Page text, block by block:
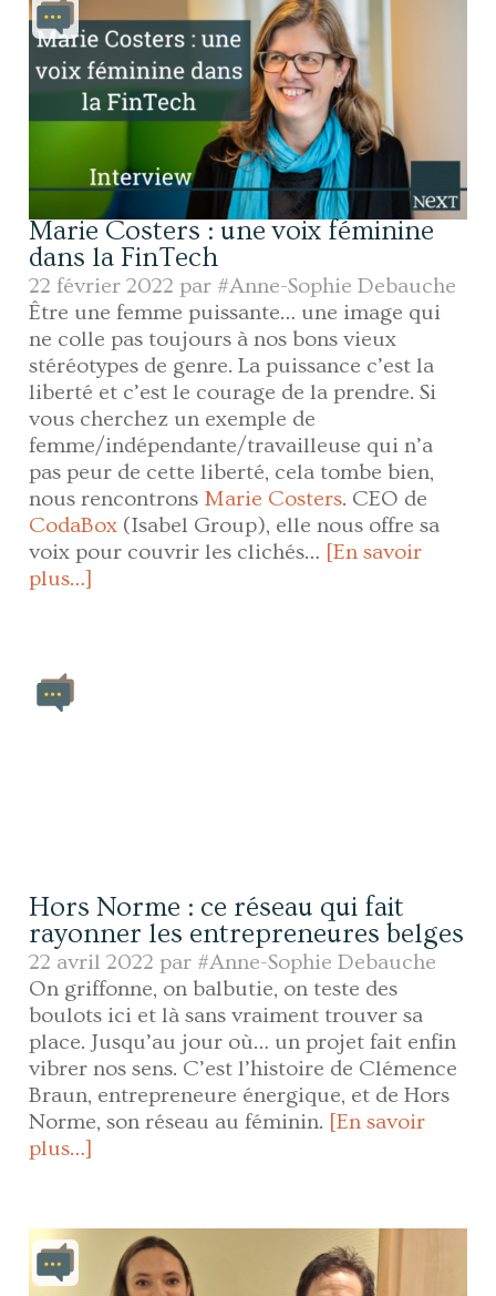
Marie Costers : une voix féminine
dans la FinTech
22 février 2022 par #Anne-Sophie Debauche
Être une femme puissante… une image qui
ne colle pas toujours à nos bons vieux
stéréotypes de genre. La puissance c’est la
liberté et c’est le courage de la prendre. Si
vous cherchez un exemple de
femme/indépendante/travailleuse qui n’a
pas peur de cette liberté, cela tombe bien,
nous rencontrons Marie Costers. CEO de
CodaBox (Isabel Group), elle nous offre sa
voix pour couvrir les clichés… [En savoir
plus…]
Hors Norme : ce réseau qui fait
rayonner les entrepreneures belges
22 avril 2022 par #Anne-Sophie Debauche
On griffonne, on balbutie, on teste des
boulots ici et là sans vraiment trouver sa
place. Jusqu’au jour où… un projet fait enfin
vibrer nos sens. C’est l’histoire de Clémence
Braun, entrepreneure énergique, et de Hors
Norme, son réseau au féminin. [En savoir
plus…]